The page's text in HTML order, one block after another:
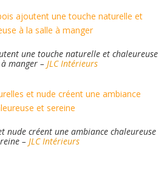
une touche naturelle et chaleureuse
manger – JLC Intérieurs
nude créent une ambiance chaleureuse
– JLC Intérieurs